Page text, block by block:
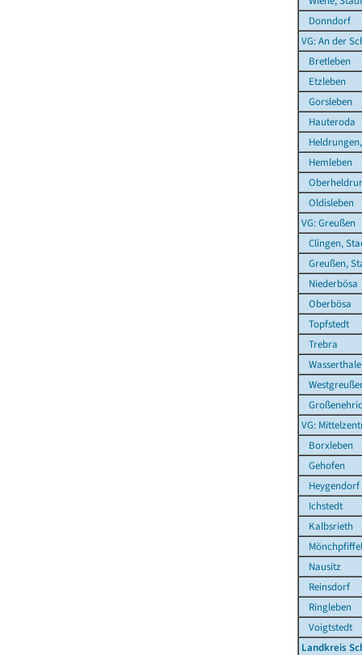
Donndorf
VG: An der
Bretleben
Etzleben
Gorsleben
Hauteroda
Hemleben
Oldisleben
VG: Greußen
Clingen,
Greußen,
Niederbösa
Oberbösa
Topfstedt
Trebra
VG:
Borxleben
Gehofen
Heygendorf
Ichstedt
Kalbsrieth
Nausitz
Reinsdorf
Ringleben
Voigtstedt
Landkreis